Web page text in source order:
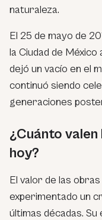
naturaleza.
El 25 de mayo de
la Ciudad de
dejó un vacío en el
continuó siendo
generaciones
¿Cuánto
hoy?
El valor de las
experimentado un
últimas décadas.